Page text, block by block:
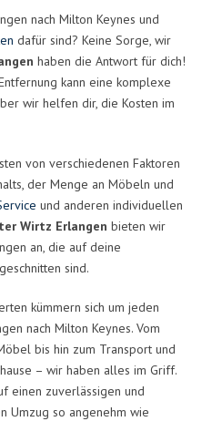
nach Milton Keynes und
dafür sind? Keine Sorge, wir
haben die Antwort für dich!
kann eine komplexe
wir helfen dir, die Kosten im
von verschiedenen Faktoren
der Menge an Möbeln und
und anderen individuellen
Wirtz Erlangen bieten wir
an, die auf deine
sind.
kümmern sich um jeden
nach Milton Keynes. Vom
bis hin zum Transport und
– wir haben alles im Griff.
einen zuverlässigen und
Umzug so angenehm wie